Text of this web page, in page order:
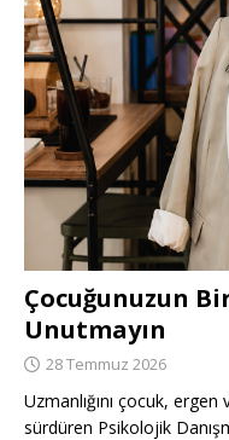
Çocuğunuzun
Unutmayın
28 Temmuz 2026
Uzmanlığını çocuk,
sürdüren Psikolojik